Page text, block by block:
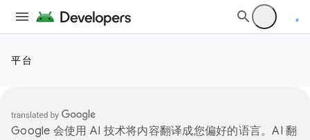
平台
Google 会使用 AI 技术将内容翻译成您偏好的语言。AI 翻